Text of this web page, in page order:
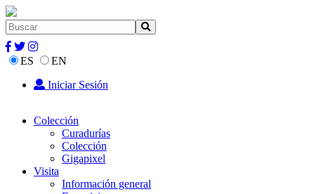
ES
EN
Iniciar Sesión
Colección
Curadurías
Colección
Gigapixel
Visita
Información general